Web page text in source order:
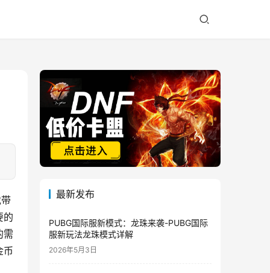
的
需
币
最新发布
PUBG国际服新模式：龙珠来袭-PUBG国际
服新玩法龙珠模式详解
2026年5月3日